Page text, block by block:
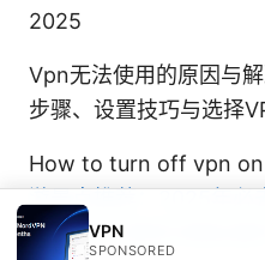
2025
Vpn无法使用的原因与
步骤、设置技巧与选择
How to turn off vpn
游景点推荐：2025年必
城！VPN 使用与隐私保
VPN
SPONSORED